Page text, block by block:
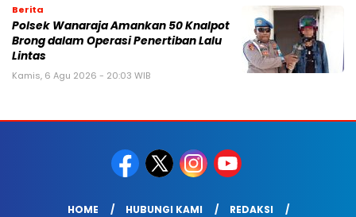
Berita
Polsek Wanaraja Amankan 50 Knalpot
Brong dalam Operasi Penertiban Lalu
Lintas
Kamis, 6 Agu 2026 - 20:03 WIB
HOME HUBUNGI KAMI
REDAKSI